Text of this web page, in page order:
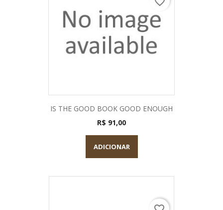
IS THE GOOD BOOK GOOD ENOUGH
R$ 91,00
ADICIONAR